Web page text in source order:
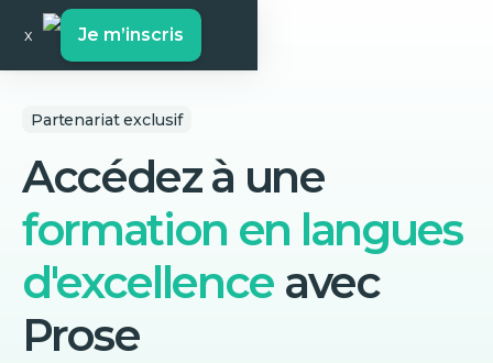
x Je m’inscris
Partenariat exclusif
Accédez à une
formation en langues
d'excellence avec
Prose